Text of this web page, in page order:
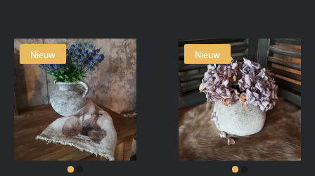
Nieuw Nieuw